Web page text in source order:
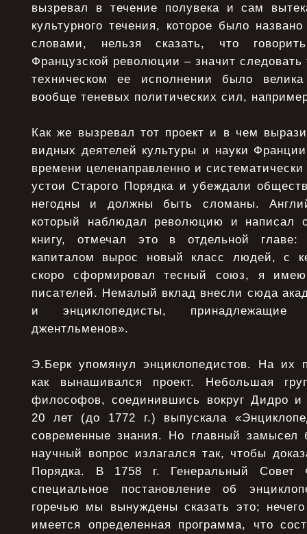
вызревал в течение полувека и сам
культурного течения, которое было
словами, нельзя сказать, что
Французской революции – значит следовать
техническом ее исполнении было
вообще теневых политических сил,
Как же вызревал тот проект и в чем
видных деятелей культуры и науки
времени целенаправленно и
устои Старого Порядка и убеждали
негодны и должны быть сломаны.
который наблюдал революцию и написал
книгу, отмечал это в отдельной
капиталом вырос новый класс людей, с
скоро сформировал тесный союз, я
писателей. Немалый вклад внесли сюда
и энциклопедисты,
джентльменов».
Э.Берк упомянул энциклопедистов. На их
как вынашивался проект. Небольшая
философов, соединившись вокруг Дидро
20 лет (до 1772 г.) выпускала
современные знания. Но главный
научный вопрос излагался так, чтобы
Порядка. В 1758 г. Генеральный Совет
специальное постановление об
горечью мы вынуждены сказать это;
имеется определенная программа, что